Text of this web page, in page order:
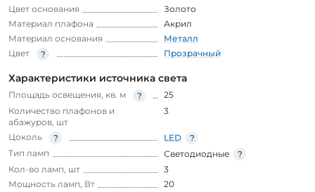
Цвет основания
Золото
Материал плафона
Акрил
Материал основания
Металл
Цвет
Прозрачный
Характеристики источника света
Площадь освещения, кв. м
25
Количество плафонов и
абажуров, шт
3
Цоколь
LED
Тип ламп
Светодиодные
Кол-во ламп, шт
3
Мощность ламп, Вт
20